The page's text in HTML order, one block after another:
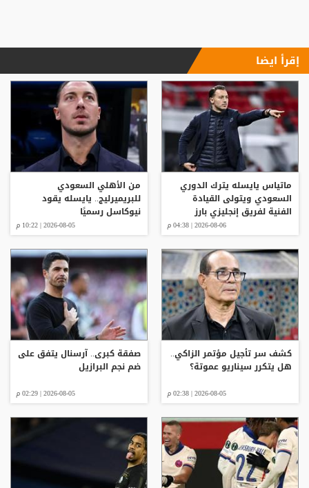
إقرأ ايضا
ماتياس يايسله يترك الدوري
السعودي ويتولى القيادة
الفنية لفريق إنجليزي بارز
2026-08-06 | 04:38 م
من الأهلي السعودي
للبريميرليج.. يايسله يقود
نيوكاسل رسميًا
2026-08-05 | 10:22 م
كشف سر تأجيل مؤتمر الزاكي..
هل يتكرر سيناريو عموتة؟
2026-08-05 | 02:38 م
صفقة كبرى.. آرسنال يتفق على
ضم نجم البرازيل
2026-08-05 | 02:29 م